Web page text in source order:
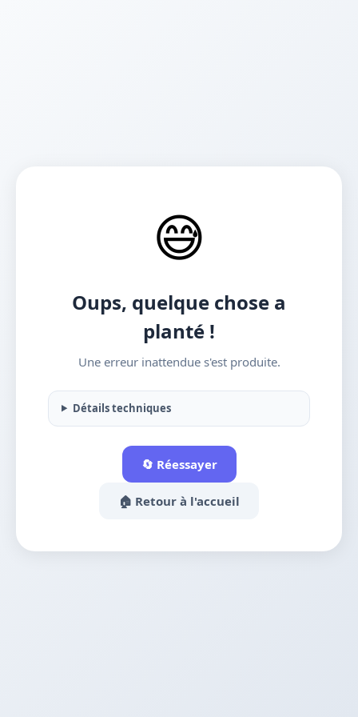
😅
Oups, quelque chose a
planté !
Une erreur inattendue s'est produite.
Détails techniques
🔄 Réessayer
🏠 Retour à l'accueil